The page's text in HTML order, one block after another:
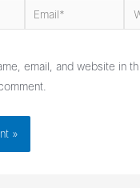
Email*
email, and website in